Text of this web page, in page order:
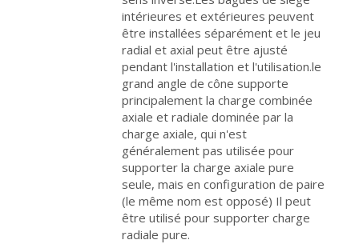
intérieures et extérieures peuvent
être installées séparément et le jeu
radial et axial peut être ajusté
pendant l'installation et l'utilisation.le
grand angle de cône supporte
principalement la charge combinée
axiale et radiale dominée par la
charge axiale, qui n'est
généralement pas utilisée pour
supporter la charge axiale pure
seule, mais en configuration de paire
(le même nom est opposé) Il peut
être utilisé pour supporter charge
radiale pure.